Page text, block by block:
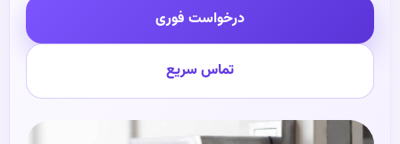
درخواست فوری
تماس سریع